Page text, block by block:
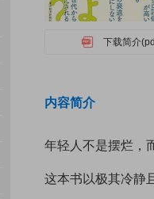
下载简介
内容简介
年轻人不是摆烂，
这本书以极其冷静